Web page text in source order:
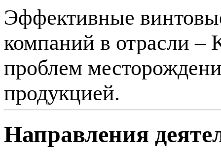
Эффективные
компаний в отрасли –
проблем
продукцией.
Направления